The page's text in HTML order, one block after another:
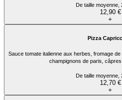
De taille moyenne,
12,90 €
+
Pizza
Sauce tomate italienne aux herbes, fromage
champignons de paris,
De taille moyenne,
12,70 €
+